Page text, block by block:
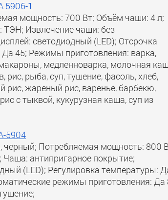
5906-1
мощность: 700 Вт; Объём чаши: 4 л;
ТЭН; Извлечение чаши: без
светодиодный (LED); Отсрочка
45; Режимы приготовления: варка,
медленноварка, молочная
рис, рыба, суп, тушение, фасоль, хлеб,
рис, жареный рис, варенье, барбекю,
с тыквой, кукурузная каша, суп из
5904
черный; Потребляемая мощность: 800
антипригарное покрытие;
(LED); Регулировка температуры:
режимы приготовления: Да